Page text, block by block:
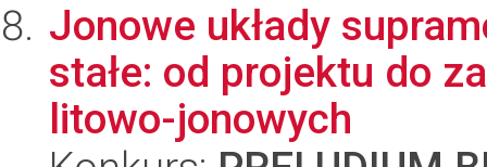
Jonowe układy
stałe: od projektu do
litowo-jonowych